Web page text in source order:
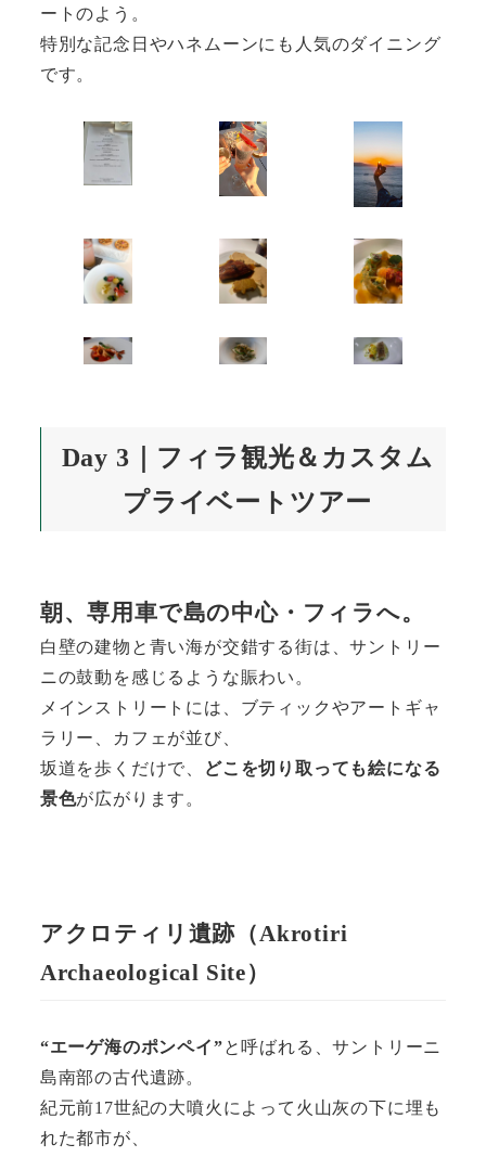
ートのよう。
特別な記念日やハネムーンにも人気のダイニング
です。
Day 3｜フィラ観光＆カスタム
プライベートツアー
朝、専用車で島の中心・フィラへ。
白壁の建物と青い海が交錯する街は、サントリー
ニの鼓動を感じるような賑わい。
メインストリートには、ブティックやアートギャ
ラリー、カフェが並び、
坂道を歩くだけで、
どこを切り取っても絵になる
景色が広がります。
アクロティリ遺跡（Akrotiri
Archaeological Site）
“エーゲ海のポンペイ”と呼ばれる、サントリーニ
島南部の古代遺跡。
紀元前17世紀の大噴火によって火山灰の下に埋も
れた都市が、